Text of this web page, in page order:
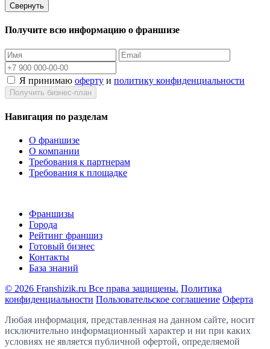
Свернуть
Получите всю информацию о франшизе
Я принимаю оферту и политику конфиденциальности
Получить бизнес-план
Навигация по разделам
О франшизе
О компании
Требования к партнерам
Требования к площадке
Франшизы
Города
Рейтинг франшиз
Готовый бизнес
Контакты
База знаний
© 2026 Franshizik.ru Все права защищены. Политика
конфиденциальности Пользовательское соглашение Оферта
Любая информация, представленная на данном сайте, носит
исключительно информационный характер и ни при каких
условиях не является публичной офертой, определяемой